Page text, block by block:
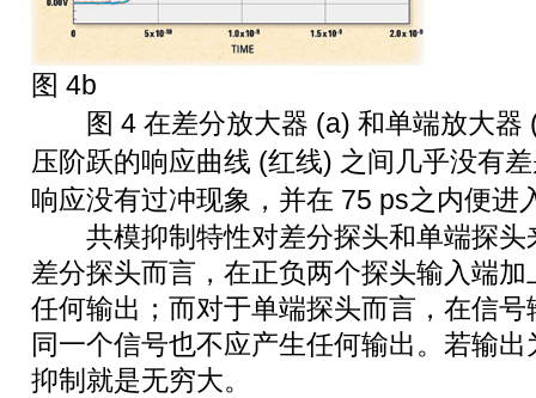
图 4b
图 4 在差分放大器 (a) 和单端放大器
压阶跃的响应曲线 (红线) 之间几乎没有
响应没有过冲现象，并在 75 ps之内便进
共模抑制特性对差分探头和单端探头
差分探头而言，在正负两个探头输入端
任何输出；而对于单端探头而言，在信
同一个信号也不应产生任何输出。若输
抑制就是无穷大。